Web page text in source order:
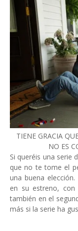
TIENE GRACIA
NO ES
Si queréis una serie
que no te tome el
una buena
en su estreno, con
también en el
más si la serie ha